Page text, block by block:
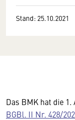
Stand: 25.10.2021
Das BMK hat die
BGBl. II Nr. 428/